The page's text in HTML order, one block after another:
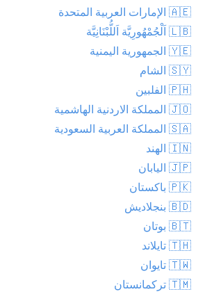
🇦🇪 الإمارات العربية المتحدة
🇱🇧 اَلْجُمْهُورِيَّة اَللُّبْنَانِيَّة
🇾🇪 الجمهورية اليمنية
🇸🇾 الشام
🇵🇭 الفلبين
🇯🇴 المملكة الاردنية الهاشمية
🇸🇦 المملكة العربية السعودية
🇮🇳 الهند
🇯🇵 اليابان
🇵🇰 باكستان
🇧🇩 بنجلاديش
🇧🇹 بوتان
🇹🇭 تايلاند
🇹🇼 تايوان
🇹🇲 تركمانستان